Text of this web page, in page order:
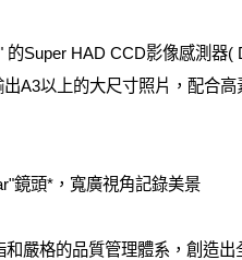
的Super HAD CCD影像感測器(
A3以上的大尺寸照片，配合
鏡頭*，寬廣視角記錄美景
嚴格的品質管理體系，創造